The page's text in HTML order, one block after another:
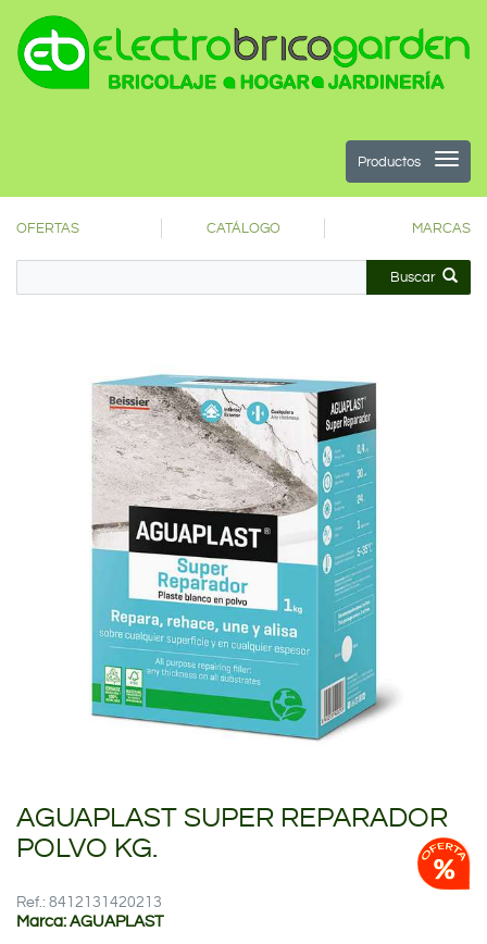
Productos
OFERTAS CATÁLOGO MARCAS
Buscar
AGUAPLAST SUPER REPARADOR
POLVO KG.
Ref.: 8412131420213
Marca: AGUAPLAST